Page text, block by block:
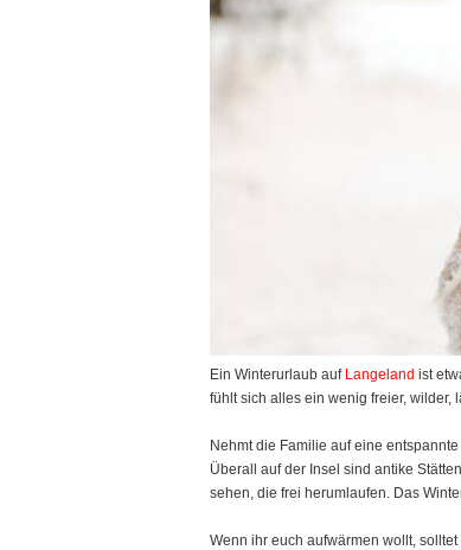
Ein Winterurlaub auf Langeland ist
fühlt sich alles ein wenig freier,
Nehmt die Familie auf eine
Überall auf der Insel sind antike
sehen, die frei herumlaufen. Das
Wenn ihr euch aufwärmen wollt,